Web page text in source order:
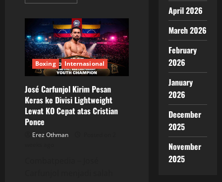
White
Mulai
Dekati
Gervonta
Davis,
Mega
Fight
Baru
Berpotensi
Terwujud
Boxing Internasional
José Carfunjol Kirim Pesan
Keras ke Divisi Lightweight
Lewat KO Cepat atas Cristian
Ponce
Erez Othman
April 2026
March 2026
February
2026
January
2026
December
2025
November
2025